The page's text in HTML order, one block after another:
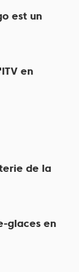
est un
en
de la
glaces en